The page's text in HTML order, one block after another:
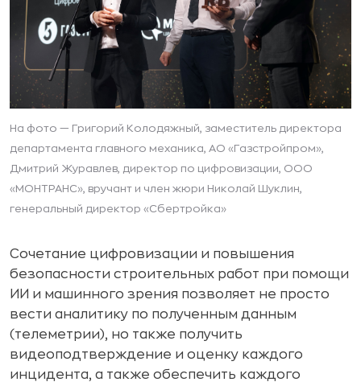
На фото — Григорий Колодяжный, заместитель директора
департамента главного механика, АО «Газстройпром»,
Дмитрий Журавлев, директор по цифровизации, ООО
«МОНТРАНС», вручант и член жюри Николай Шуклин,
генеральный директор «Сбертройка»
Сочетание цифровизации и повышения
безопасности строительных работ при помощи
ИИ и машинного зрения позволяет не просто
вести аналитику по полученным данным
(телеметрии), но также получить
видеоподтверждение и оценку каждого
инцидента, а также обеспечить каждого